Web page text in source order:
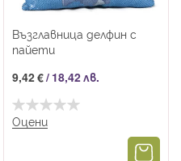
Възглавница делфин с
пайети
9,42 €/ 18,42 лв.
Оцени